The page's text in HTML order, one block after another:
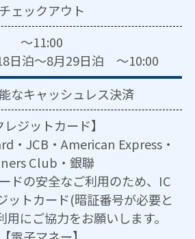
チェックアウト
～11:00
日泊～8月29日泊 ～10:00
なキャッシュレス決済
レジットカード】
・JCB・American Express・
Club・銀聯
ドの安全なご利用のため、IC
ットカード(暗証番号が必要と
用にご協力をお願いします。